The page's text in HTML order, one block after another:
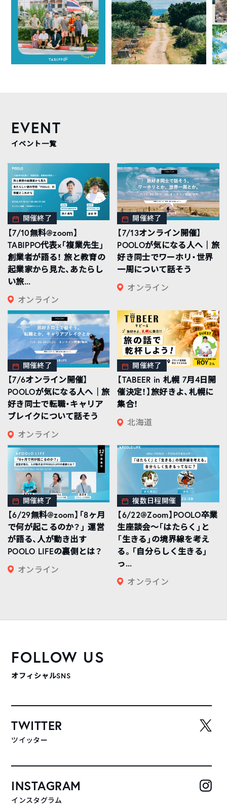
EVENT
イベント一覧
開催終了
【7/10無料@zoom】
TABIPPO代表×「複業先生」
創業者が語る！ 旅と教育の
起業家から見た、あたらし
い旅...
オンライン
開催終了
【7/13オンライン開催】
POOLOが気になる人へ｜旅
好き同士でワーホリ・世界
一周について話そう
オンライン
開催終了
【7/6オンライン開催】
POOLOが気になる人へ｜旅
好き同士で転職・キャリア
ブレイクについて話そう
オンライン
開催終了
【TABEER in 札幌 7月4日開
催決定！】旅好きよ、札幌に
集合！
北海道
開催終了
【6/29無料@zoom】「8ヶ月
で何が起こるのか？」 運営
が語る、人が動き出す
POOLO LIFEの裏側とは？
オンライン
複数日程開催
【6/22@Zoom】POOLO卒業
生座談会〜「はたらく」と
「生きる」の境界線を考え
る。「自分らしく生きる」
っ...
オンライン
FOLLOW US
オフィシャルSNS
TWITTER
ツイッター
INSTAGRAM
インスタグラム